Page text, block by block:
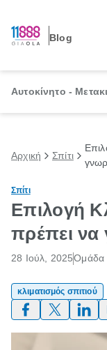
Blog
Αυτοκίνητο -
Αρχική Σπίτι
Σπίτι
Επιλογή
πρέπει να
28 Ιούλ, 2025Ομάδα
κλιματισμός σπιτιού